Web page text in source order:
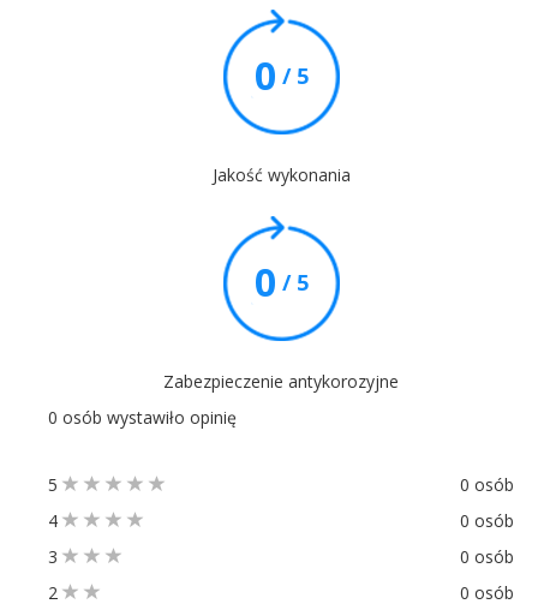
0 / 5
Jakość wykonania
0 / 5
Zabezpieczenie antykorozyjne
0 osób wystawiło opinię
5
0 osób
4
0 osób
3
0 osób
2
0 osób